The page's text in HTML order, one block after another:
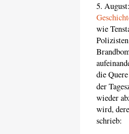
5.
wie
die
der
wieder
wird,
schrieb: